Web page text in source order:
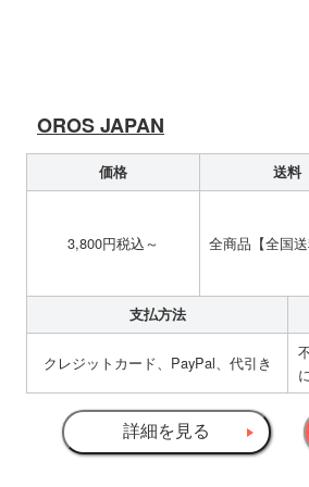
OROS JAPAN
価格 送料
3,800円税込～ 全商品【全国送
支払方法
クレジットカード、PayPal、代引き
詳細を見る